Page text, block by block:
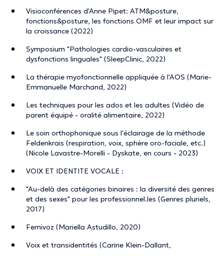
Visioconférences d'Anne Pipet: ATM&posture,
fonctions&posture, les fonctions OMF et leur impact sur
la croissance (2022)
Symposium "Pathologies cardio-vasculaires et
dysfonctions linguales" (SleepClinic, 2022)
La thérapie myofonctionnelle appliquée à l'AOS (Marie-
Emmanuelle Marchand, 2022)
Les techniques pour les ados et les adultes (Vidéo de
parent équipé - oralité alimentaire, 2022)
Le soin orthophonique sous l'éclairage de la méthode
Feldenkrais (respiration, voix, sphère oro-faciale, etc.)
(Nicole Lavastre-Morelli - Dyskate, en cours - 2023)
VOIX ET IDENTITE VOCALE :
"Au-delà des catégories binaires : la diversité des genres
et des sexes" pour les professionnel.les (Genres pluriels,
2017)
Femivoz (Mariella Astudillo, 2020)
Voix et transidentités (Carine Klein-Dallant,